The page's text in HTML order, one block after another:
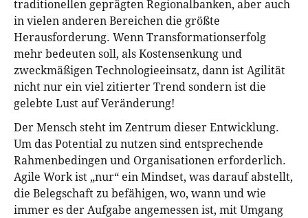
traditionellen geprägten Regionalbanken, aber auch
in vielen anderen Bereichen die größte
Herausforderung. Wenn Transformationserfolg
mehr bedeuten soll, als Kostensenkung und
zweckmäßigen Technologieeinsatz, dann ist Agilität
nicht nur ein viel zitierter Trend sondern ist die
gelebte Lust auf Veränderung!
Der Mensch steht im Zentrum dieser Entwicklung.
Um das Potential zu nutzen sind entsprechende
Rahmenbedingen und Organisationen erforderlich.
Agile Work ist „nur“ ein Mindset, was darauf abstellt,
die Belegschaft zu befähigen, wo, wann und wie
immer es der Aufgabe angemessen ist, mit Umgang